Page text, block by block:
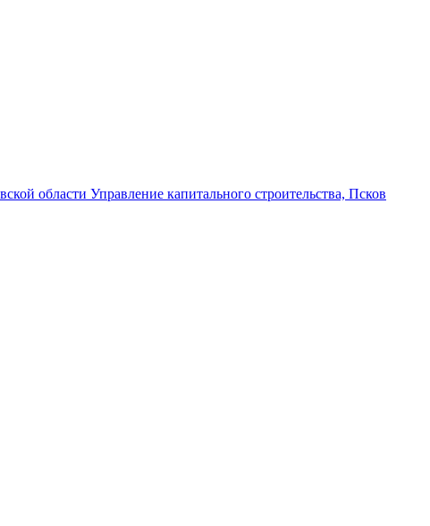
области Управление капитального строительства, Псков